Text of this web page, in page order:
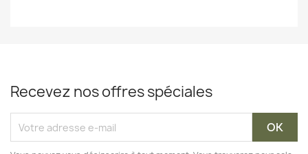
Recevez nos offres spéciales